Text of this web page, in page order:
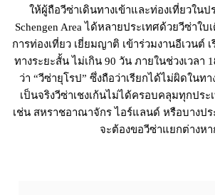
ให้ผู้ถือวีซ่าเดินทางเข้าและท่องเที่ยวในป
Schengen Area ได้หลายประเทศด้วยวีซ่าใ
การท่องเที่ยว เยี่ยมญาติ เข้าร่วมงานอีเวนต์
ทางระยะสั้น ไม่เกิน 90 วัน ภายในช่วงเวลา
ว่า “วีซ่ายุโรป” ซึ่งถือว่าเรียกได้ไม่ผิดในท
เป็นจริงวีซ่าเชงเก้นไม่ได้ครอบคลุมทุกปร
เช่น สหราชอาณาจักร ไอร์แลนด์ หรือบางปร
จะต้องขอวีซ่าแยกต่างหา